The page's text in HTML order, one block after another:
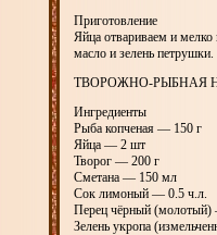
Приготовление
Яйца отвариваем и мелко
масло и зелень
ТВОРОЖНО-РЫБНАЯ
Ингредиенты
Рыба копченая — 150 г
Яйца — 2 шт
Творог — 200 г
Сметана — 150 мл
Сок лимоный — 0.5 ч.л.
Перец чёрный (молотый)
Зелень укропа